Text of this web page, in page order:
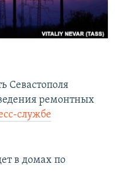
Севастополя
ремонтных
службе
в домах по